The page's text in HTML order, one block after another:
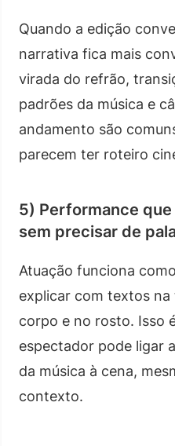
Quando a edição
narrativa fica mais
virada do refrão,
padrões da música e
andamento são
parecem ter roteiro
5) Performance
sem precisar de
Atuação funciona
explicar com textos
corpo e no rosto. Isso
espectador pode ligar
da música à cena,
contexto.